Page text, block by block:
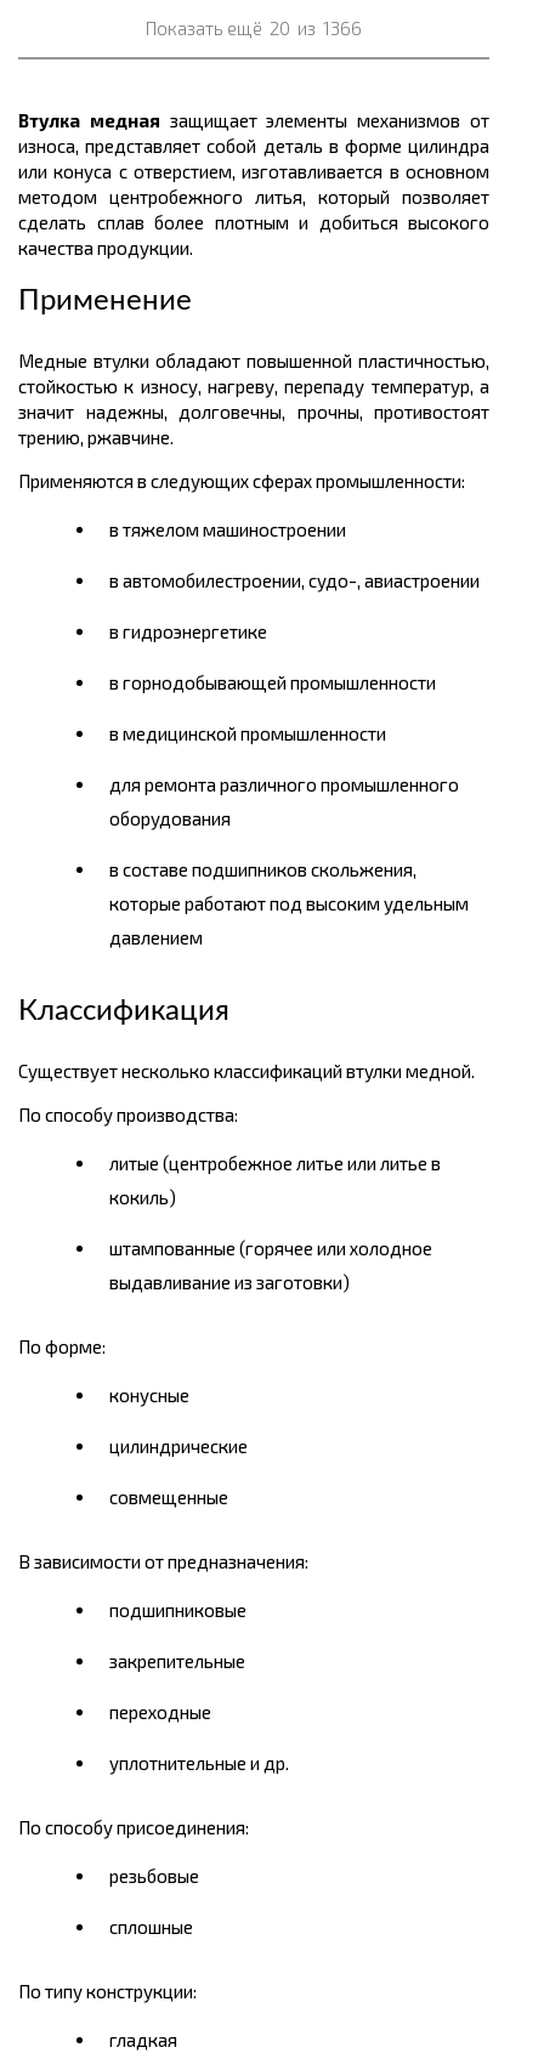
Показать ещё 20 из 1366
Втулка медная защищает элементы механизмов от
износа, представляет собой деталь в форме цилиндра
или конуса с отверстием, изготавливается в основном
методом центробежного литья, который позволяет
сделать сплав более плотным и добиться высокого
качества продукции.
Применение
Медные втулки обладают повышенной пластичностью,
стойкостью к износу, нагреву, перепаду температур, а
значит надежны, долговечны, прочны, противостоят
трению, ржавчине.
Применяются в следующих сферах промышленности:
в тяжелом машиностроении
в автомобилестроении, судо-, авиастроении
в гидроэнергетике
в горнодобывающей промышленности
в медицинской промышленности
для ремонта различного промышленного
оборудования
в составе подшипников скольжения,
которые работают под высоким удельным
давлением
Классификация
Существует несколько классификаций втулки медной.
По способу производства:
литые (центробежное литье или литье в
кокиль)
штампованные (горячее или холодное
выдавливание из заготовки)
По форме:
конусные
цилиндрические
совмещенные
В зависимости от предназначения:
подшипниковые
закрепительные
переходные
уплотнительные и др.
По способу присоединения:
резьбовые
сплошные
По типу конструкции:
гладкая